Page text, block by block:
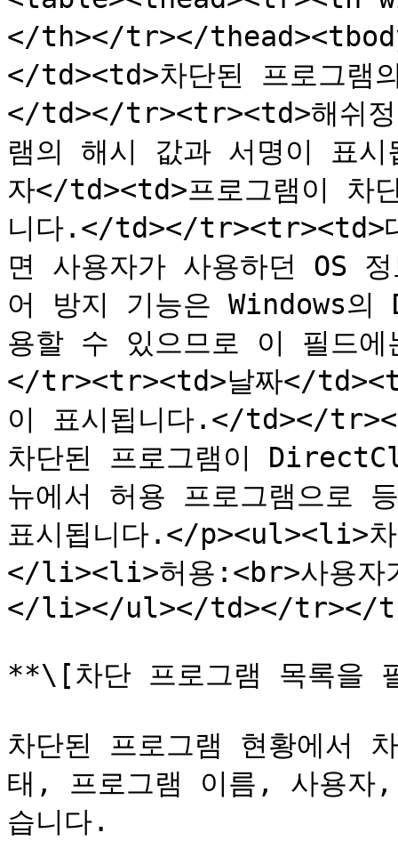
</th></tr></
</td><td>차단된 프로그램
</td></tr><tr><td>해쉬정
램의 해시 값과 서명이 표
자</td><td>프로그램이 차
니다.</td></tr><tr><td>
면 사용자가 사용하던 OS
어 방지 기능은 Windows
용할 수 있으므로 이 필드
</tr><tr><td>날짜</
이 표시됩니다.</td></
차단된 프로그램이
뉴에서 허용 프로그램으로
표시됩니다.</p><ul><li>
</li><li>허용:<br>사용자
</li></ul></td></tr></
**\[차단 프로그램 목록을
차단된 프로그램 현황에서
태, 프로그램 이름, 사용자
습니다.